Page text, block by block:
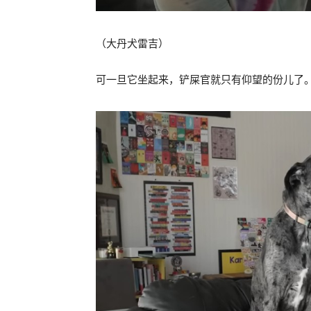
（大丹犬雷吉）
可一旦它坐起来，铲屎官就只有仰望的份儿了